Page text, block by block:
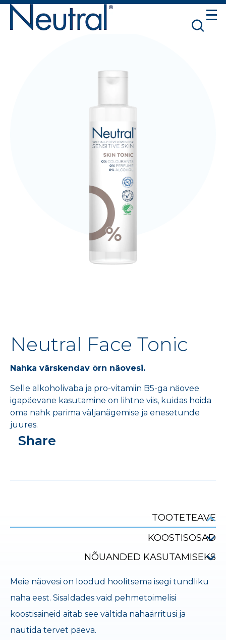
Neutral Face Tonic
Nahka värskendav õrn näovesi.
Selle alkoholivaba ja pro-vitamiin B5-ga näovee
igapäevane kasutamine on lihtne viis, kuidas hoida
oma nahk parima väljanägemise ja enesetunde
juures.
Share
TOOTETEAVE
KOOSTISOSAD
NÕUANDED KASUTAMISEKS
Meie näovesi on loodud hoolitsema isegi tundliku
naha eest. Sisaldades vaid pehmetoimelisi
koostisaineid aitab see vältida nahaärritusi ja
nautida tervet päeva.